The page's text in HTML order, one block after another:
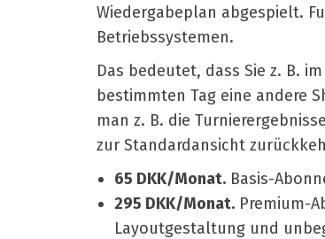
Wiedergabeplan abgespielt.
Betriebssystemen.
Das bedeutet, dass Sie z. B.
bestimmten Tag eine andere
man z. B. die
zur Standardansicht
65 DKK/Monat. Basis-
295 DKK/Monat. Premium-
Layoutgestaltung und